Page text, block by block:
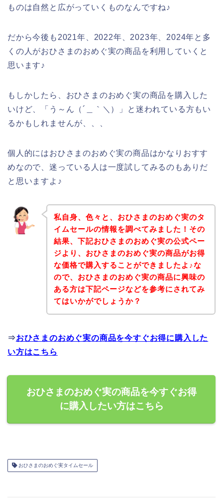
ものは自然と広がっていくものなんですね♪
だから今後も2021年、2022年、2023年、2024年と多
くの人がおひさまのおめぐ実の商品を利用していくと
思います♪
もしかしたら、おひさまのおめぐ実の商品を購入した
いけど、「う～ん（´＿｀＼）」と迷われている方もい
るかもしれませんが、、、
個人的にはおひさまのおめぐ実の商品はかなりおすす
めなので、迷っている人は一度試してみるのもありだ
と思いますよ♪
私自身、色々と、おひさまのおめぐ実のタ
イムセールの情報を調べてみました！その
結果、下記おひさまのおめぐ実の公式ペー
ジより、おひさまのおめぐ実の商品がお得
な価格で購入することができましたよ♪な
ので、おひさまのおめぐ実の商品に興味の
ある方は下記ページなどを参考にされてみ
てはいかがでしょうか？
⇒おひさまのおめぐ実の商品を今すぐお得に購入した
い方はこちら
おひさまのおめぐ実の商品を今すぐお得
に購入したい方はこちら
おひさまのおめぐ実タイムセール